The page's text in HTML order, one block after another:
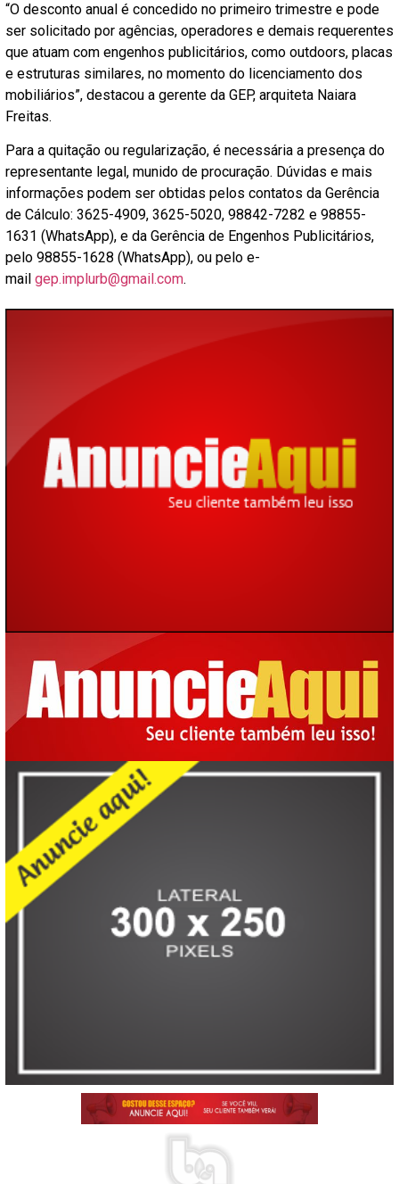
“O desconto anual é concedido no primeiro trimestre e pode
ser solicitado por agências, operadores e demais requerentes
que atuam com engenhos publicitários, como outdoors, placas
e estruturas similares, no momento do licenciamento dos
mobiliários”, destacou a gerente da GEP, arquiteta Naiara
Freitas.
Para a quitação ou regularização, é necessária a presença do
representante legal, munido de procuração. Dúvidas e mais
informações podem ser obtidas pelos contatos da Gerência
de Cálculo: 3625-4909, 3625-5020, 98842-7282 e 98855-
1631 (WhatsApp), e da Gerência de Engenhos Publicitários,
pelo 98855-1628 (WhatsApp), ou pelo e-
mail gep.implurb@gmail.com.